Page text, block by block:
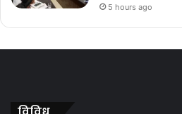
5 hours ago